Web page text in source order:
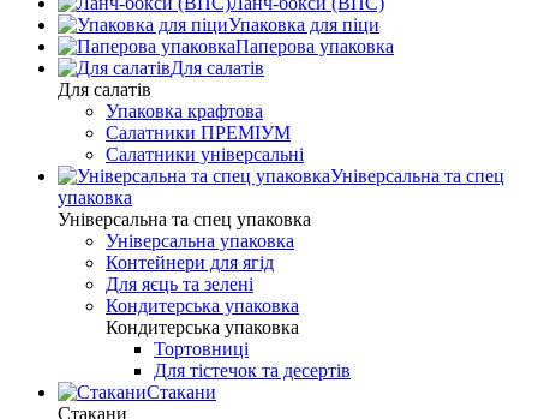
Упаковка для піци
Паперова упаковка
Для салатів
Для салатів
Упаковка крафтова
Салатники ПРЕМІУМ
Салатники універсальні
Універсальна та спец
упаковка
Універсальна та спец упаковка
Універсальна упаковка
Контейнери для ягід
Для яєць та зелені
Кондитерська упаковка
Кондитерська упаковка
Тортовниці
Для тістечок та десертів
Стакани
Стакани